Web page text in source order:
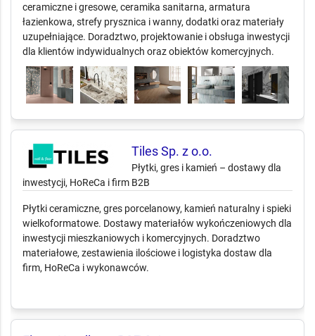
ceramiczne i gresowe, ceramika sanitarna, armatura
łazienkowa, strefy prysznica i wanny, dodatki oraz materiały
uzupełniające. Doradztwo, projektowanie i obsługa inwestycji
dla klientów indywidualnych oraz obiektów komercyjnych.
Tiles Sp. z o.o.
Płytki, gres i kamień – dostawy dla
inwestycji, HoReCa i firm B2B
Płytki ceramiczne, gres porcelanowy, kamień naturalny i spieki
wielkoformatowe. Dostawy materiałów wykończeniowych dla
inwestycji mieszkaniowych i komercyjnych. Doradztwo
materiałowe, zestawienia ilościowe i logistyka dostaw dla
firm, HoReCa i wykonawców.